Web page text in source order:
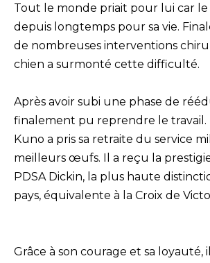
Tout le monde priait pour lui car
depuis longtemps pour sa vie.
de nombreuses interventions
chien a surmonté cette difficulté.
Après avoir subi une phase de
finalement pu reprendre le travail.
Kuno a pris sa retraite du service
meilleurs œufs. Il a reçu la
PDSA Dickin, la plus haute
pays, équivalente à la Croix de
Grâce à son courage et sa loyauté,